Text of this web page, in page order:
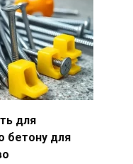
для
бетону для